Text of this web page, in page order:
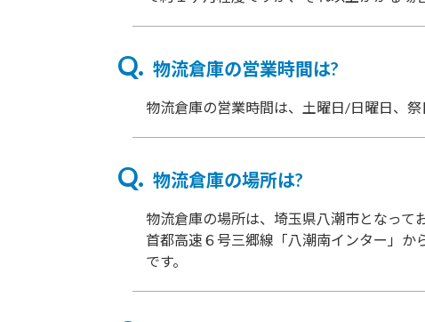
物流倉庫の営業時間は?
物流倉庫の営業時間は、土曜日/日曜日、祭
物流倉庫の場所は?
物流倉庫の場所は、埼玉県八潮市となって
首都高速６号三郷線「八潮南インター」
です。